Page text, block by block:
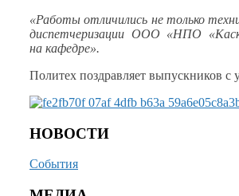
«Работы отличились не только
диспетчеризации ООО «НПО
на кафедре».
Политех поздравляет выпускников с
НОВОСТИ
События